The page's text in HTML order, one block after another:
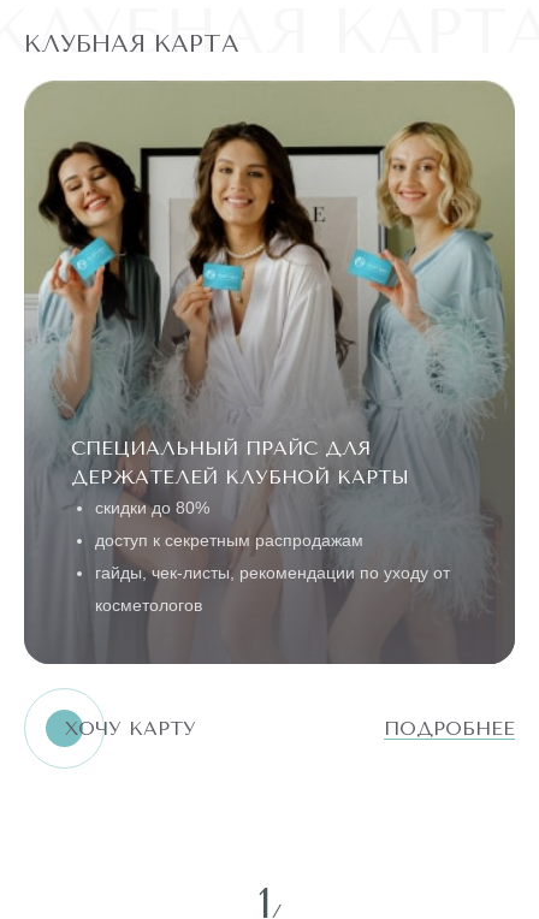
КЛУБНАЯ КАРТА
СПЕЦИАЛЬНЫЙ ПРАЙС ДЛЯ
ДЕРЖАТЕЛЕЙ КЛУБНОЙ КАРТЫ
скидки до 80%
доступ к секретным распродажам
гайды, чек-листы, рекомендации по уходу от
косметологов
ХОЧУ КАРТУ ПОДРОБНЕЕ
1 /